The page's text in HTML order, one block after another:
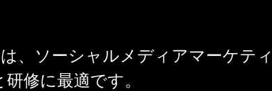
、ソーシャルメディアマーケテ
修に最適です。